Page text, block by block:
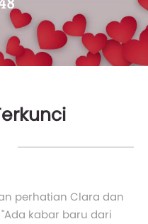
perhatian Clara dan
kabar baru dari